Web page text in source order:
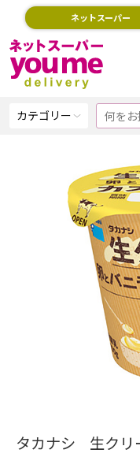
ネットスーパー
カテゴリー
タカナシ 生クリ